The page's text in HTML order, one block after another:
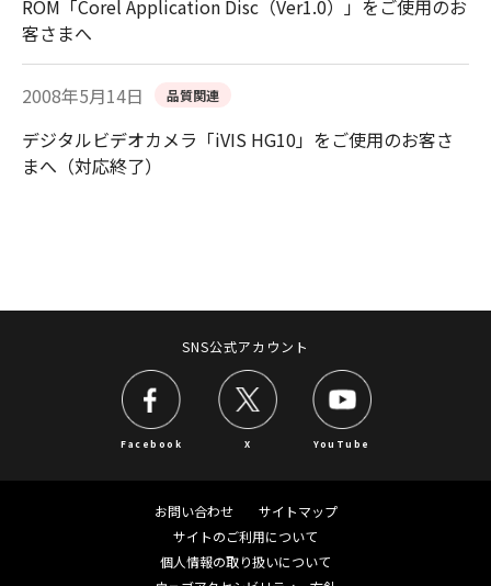
ROM「Corel Application Disc（Ver1.0）」をご使用のお
客さまへ
2008年5月14日 品質関連
デジタルビデオカメラ「iVIS HG10」をご使用のお客さ
まへ（対応終了）
SNS公式アカウント
Facebook X YouTube
お問い合わせ
サイトマップ
サイトのご利用について
個人情報の取り扱いについて